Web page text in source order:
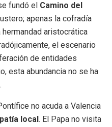
fundó el Camino del
apenas la cofradía
hermandad aristocrática
el escenario
de entidades
esta abundancia no se ha
no acuda a Valencia
local . El Papa no visita